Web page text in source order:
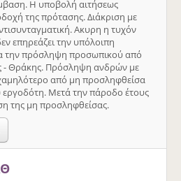
Η υποβολή αιτήσεως
της πρότασης. Διάκριση με
Ακυρη η τυχόν
επηρεάζει την υπόλοιπη
την πρόσληψη προσωπικού από
- Θράκης. Πρόσληψη ανδρών με
από μη προσληφθείσα
εργοδότη. Μετά την πάροδο έτους
της μη προσληφθείσας.